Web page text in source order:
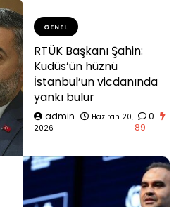
GENEL
RTÜK Başkanı Şahin:
Kudüs’ün hüznü
İstanbul’un vicdanında
yankı bulur
admin
Haziran 20,
2026
0
89